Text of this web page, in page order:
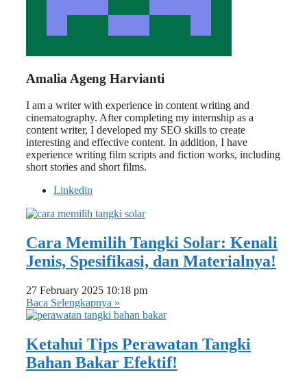
Amalia Ageng Harvianti
I am a writer with experience in content writing and
cinematography. After completing my internship as a
content writer, I developed my SEO skills to create
interesting and effective content. In addition, I have
experience writing film scripts and fiction works, including
short stories and short films.
Linkedin
Cara Memilih Tangki Solar: Kenali
Jenis, Spesifikasi, dan Materialnya!
27 February 2025 10:18 pm
Baca Selengkapnya »
Ketahui Tips Perawatan Tangki
Bahan Bakar Efektif!